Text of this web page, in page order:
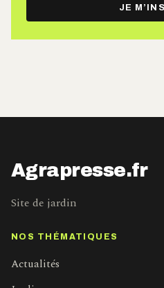
mail
JE
Agrapresse.fr
Site de jardin
NOS THÉMATIQUES
Actualités